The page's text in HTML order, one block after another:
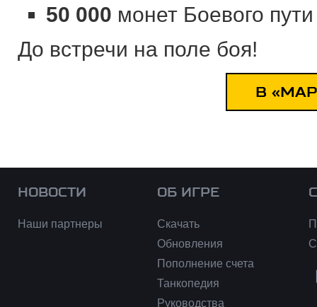
50 000 монет Боевого
До встречи на поле боя!
В
НОВОСТИ
Наши партнеры
ОБ ИГРЕ
Скачать
Обновления
Пополнение счета
Танкопедия
Руководства